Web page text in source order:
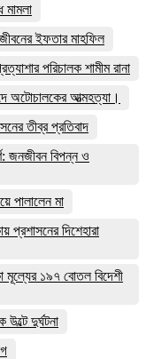
মামলা
ইফতার মাহফিল
পরিচালক শামীম রানা
অটোচালকের আত্মহত্যা।
তীব্র প্রতিবাদ
জনজীবন বিপন্ন ও
পালালেন মা
প্রশাসনের দিশেহারা
মূল্যের ১৯৭ বোতল বিদেশী
দুর্ঘটনা